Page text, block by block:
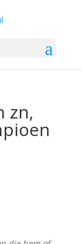
zn,